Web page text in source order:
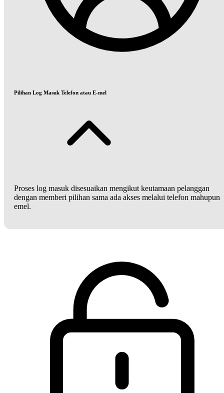
Pilihan Log Masuk Telefon atau E-mel
Proses log masuk disesuaikan mengikut keutamaan pelanggan
dengan memberi pilihan sama ada akses melalui telefon mahupun
emel.